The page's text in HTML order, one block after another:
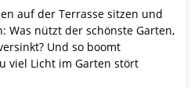
auf der Terrasse sitzen und
Was nützt der schönste Garten,
Und so boomt
viel Licht im Garten stört